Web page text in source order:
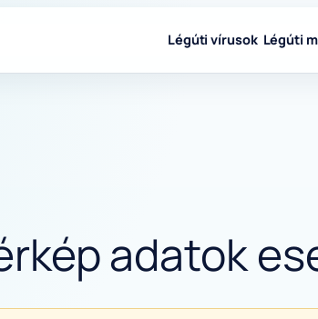
Légúti vírusok Légúti
adatok